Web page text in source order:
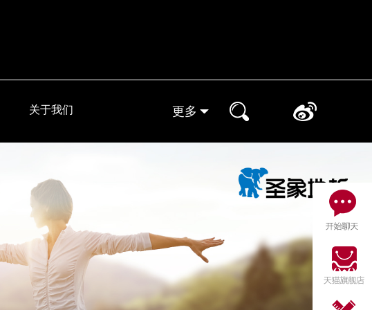
关于我们 更多
小象装修课堂